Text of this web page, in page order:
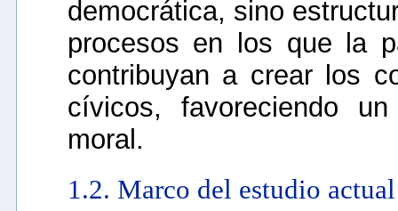
democrática, sino
procesos en los que la
contribuyan a crear los
cívicos, favoreciendo
moral.
1.2. Marco del estudio actual